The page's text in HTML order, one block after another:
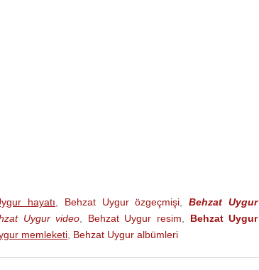
hayatı Behzat Uygur özgeçmişi ,Behzat Uygur
Uygur video Behzat Uygur resim
Behzat Uygur
memleketi Behzat Uygur albümleri